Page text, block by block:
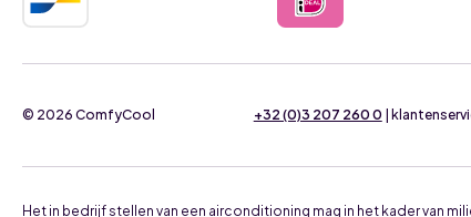
© 2026 ComfyCool +32 (0)3 207 260 0 |
Het in bedrijf stellen van een airconditioning mag in het kader van